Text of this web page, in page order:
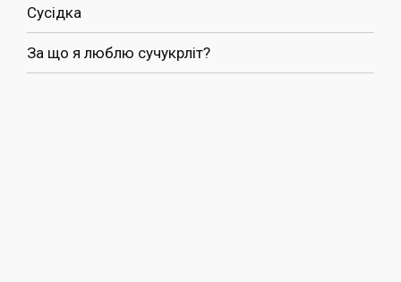
Сусідка
За що я люблю сучукрліт?